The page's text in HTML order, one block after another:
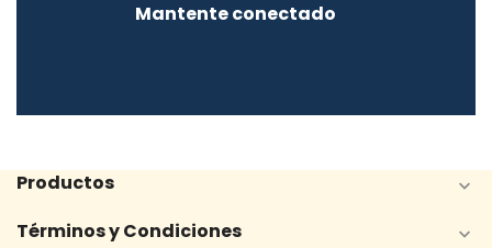
Mantente conectado
Productos 
Términos y Condiciones 